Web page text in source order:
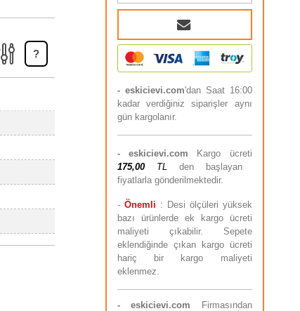
?
- eskicievi.com'dan Saat 16:00
kadar verdiğiniz siparişler aynı
gün kargolanır.
-eskicievi.com
Kargo ücreti
175,00
TL
den başlayan
fiyatlarla gönderilmektedir.
- Önemli : Desi ölçüleri yüksek
bazı ürünlerde ek kargo ücreti
maliyeti çıkabilir. Sepete
eklendiğinde çıkan kargo ücreti
hariç bir kargo maliyeti
eklenmez.
-eskicievi.com Firmasından